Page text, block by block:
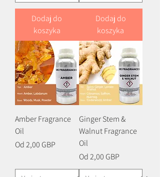
Dodaj do
koszyka
Dodaj do
koszyka
Amber Fragrance
Oil
Od2,00 GBP
Cena rabatowa
Ginger Stem &
Walnut Fragrance
Oil
Od2,00 GBP
Cena rabatowa